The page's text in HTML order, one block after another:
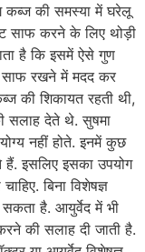
की समस्या में घरेलू
साफ करने के लिए थोड़ी
है कि इसमें ऐसे गुण
रखने में मदद कर
की शिकायत रहती थी,
सलाह देते थे. सुषमा
नहीं होते. इनमें कुछ
इसलिए इसका उपयोग
बिना विशेषज्ञ
है. आयुर्वेद में भी
की सलाह दी जाती है.